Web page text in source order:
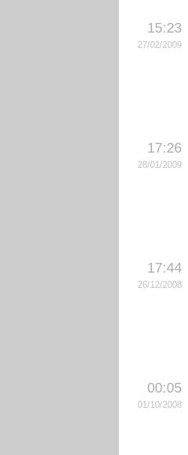
15:23
27/02/2009
17:26
28/01/2009
17:44
26/12/2008
00:05
01/10/2008